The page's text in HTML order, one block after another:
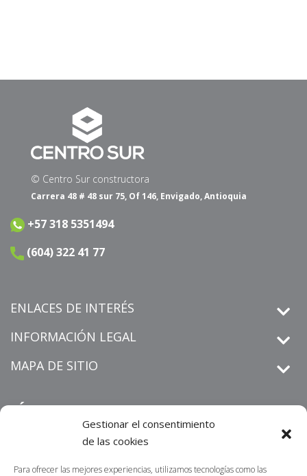
Gestionar el consentimiento
de las cookies
Para ofrecer las mejores experiencias, utilizamos tecnologías como las
© Centro Sur constructora
Carrera 48 # 48 sur 75, Of 146, Envigado, Antioquia
+57 318 5351494
(604) 322 41 77
ENLACES DE INTERÉS
INFORMACIÓN LEGAL
MAPA DE SITIO
SÍGUENOS